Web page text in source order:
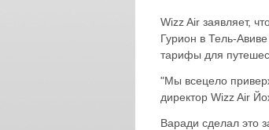
Wizz Air заявляет,
Гурион в Тель-
тарифы для
"Мы всецело
директор Wizz Air
Варади сделал это